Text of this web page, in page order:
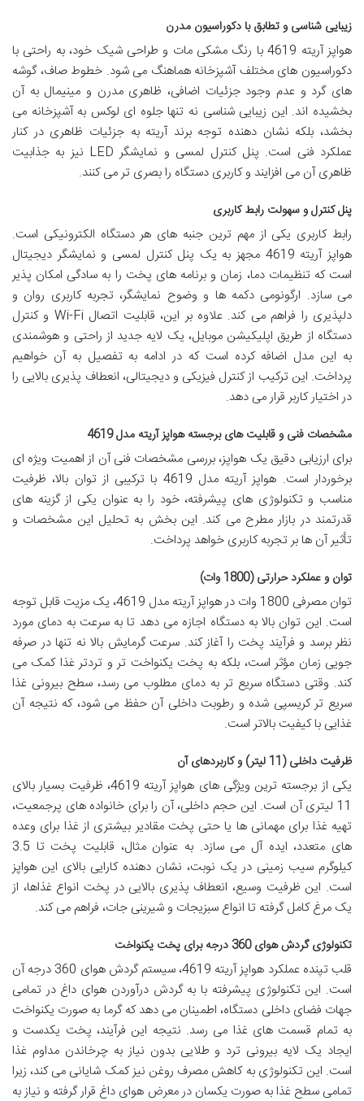
زیبایی شناسی و تطابق با دکوراسیون مدرن
هواپز آریته 4619 با رنگ مشکی مات و طراحی شیک خود، به راحتی با
دکوراسیون های مختلف آشپزخانه هماهنگ می شود. خطوط صاف، گوشه
های گرد و عدم وجود جزئیات اضافی، ظاهری مدرن و مینیمال به آن
بخشیده اند. این زیبایی شناسی نه تنها جلوه ای لوکس به آشپزخانه می
بخشد، بلکه نشان دهنده توجه برند آریته به جزئیات ظاهری در کنار
عملکرد فنی است. پنل کنترل لمسی و نمایشگر LED نیز به جذابیت
ظاهری آن می افزایند و کاربری دستگاه را بصری تر می کنند.
پنل کنترل و سهولت رابط کاربری
رابط کاربری یکی از مهم ترین جنبه های هر دستگاه الکترونیکی است.
هواپز آریته 4619 مجهز به یک پنل کنترل لمسی و نمایشگر دیجیتال
است که تنظیمات دما، زمان و برنامه های پخت را به سادگی امکان پذیر
می سازد. ارگونومی دکمه ها و وضوح نمایشگر، تجربه کاربری روان و
دلپذیری را فراهم می کند. علاوه بر این، قابلیت اتصال Wi-Fi و کنترل
دستگاه از طریق اپلیکیشن موبایل، یک لایه جدید از راحتی و هوشمندی
به این مدل اضافه کرده است که در ادامه به تفصیل به آن خواهیم
پرداخت. این ترکیب از کنترل فیزیکی و دیجیتالی، انعطاف پذیری بالایی را
در اختیار کاربر قرار می دهد.
مشخصات فنی و قابلیت های برجسته هواپز آریته مدل 4619
برای ارزیابی دقیق یک هواپز، بررسی مشخصات فنی آن از اهمیت ویژه ای
برخوردار است. هواپز آریته مدل 4619 با ترکیبی از توان بالا، ظرفیت
مناسب و تکنولوژی های پیشرفته، خود را به عنوان یکی از گزینه های
قدرتمند در بازار مطرح می کند. این بخش به تحلیل این مشخصات و
تأثیر آن ها بر تجربه کاربری خواهد پرداخت.
توان و عملکرد حرارتی (1800 وات)
توان مصرفی 1800 وات در هواپز آریته مدل 4619، یک مزیت قابل توجه
است. این توان بالا به دستگاه اجازه می دهد تا به سرعت به دمای مورد
نظر برسد و فرآیند پخت را آغاز کند. سرعت گرمایش بالا نه تنها در صرفه
جویی زمان مؤثر است، بلکه به پخت یکنواخت تر و تردتر غذا کمک می
کند. وقتی دستگاه سریع تر به دمای مطلوب می رسد، سطح بیرونی غذا
سریع تر کریسپی شده و رطوبت داخلی آن حفظ می شود، که نتیجه آن
غذایی با کیفیت بالاتر است.
ظرفیت داخلی (11 لیتر) و کاربردهای آن
یکی از برجسته ترین ویژگی های هواپز آریته 4619، ظرفیت بسیار بالای
11 لیتری آن است. این حجم داخلی، آن را برای خانواده های پرجمعیت،
تهیه غذا برای مهمانی ها یا حتی پخت مقادیر بیشتری از غذا برای وعده
های متعدد، ایده آل می سازد. به عنوان مثال، قابلیت پخت تا 3.5
کیلوگرم سیب زمینی در یک نوبت، نشان دهنده کارایی بالای این هواپز
است. این ظرفیت وسیع، انعطاف پذیری بالایی در پخت انواع غذاها، از
یک مرغ کامل گرفته تا انواع سبزیجات و شیرینی جات، فراهم می کند.
تکنولوژی گردش هوای 360 درجه برای پخت یکنواخت
قلب تپنده عملکرد هواپز آریته 4619، سیستم گردش هوای 360 درجه آن
است. این تکنولوژی پیشرفته با به گردش درآوردن هوای داغ در تمامی
جهات فضای داخلی دستگاه، اطمینان می دهد که گرما به صورت یکنواخت
به تمام قسمت های غذا می رسد. نتیجه این فرآیند، پخت یکدست و
ایجاد یک لایه بیرونی ترد و طلایی بدون نیاز به چرخاندن مداوم غذا
است. این تکنولوژی به کاهش مصرف روغن نیز کمک شایانی می کند، زیرا
تمامی سطح غذا به صورت یکسان در معرض هوای داغ قرار گرفته و نیاز به